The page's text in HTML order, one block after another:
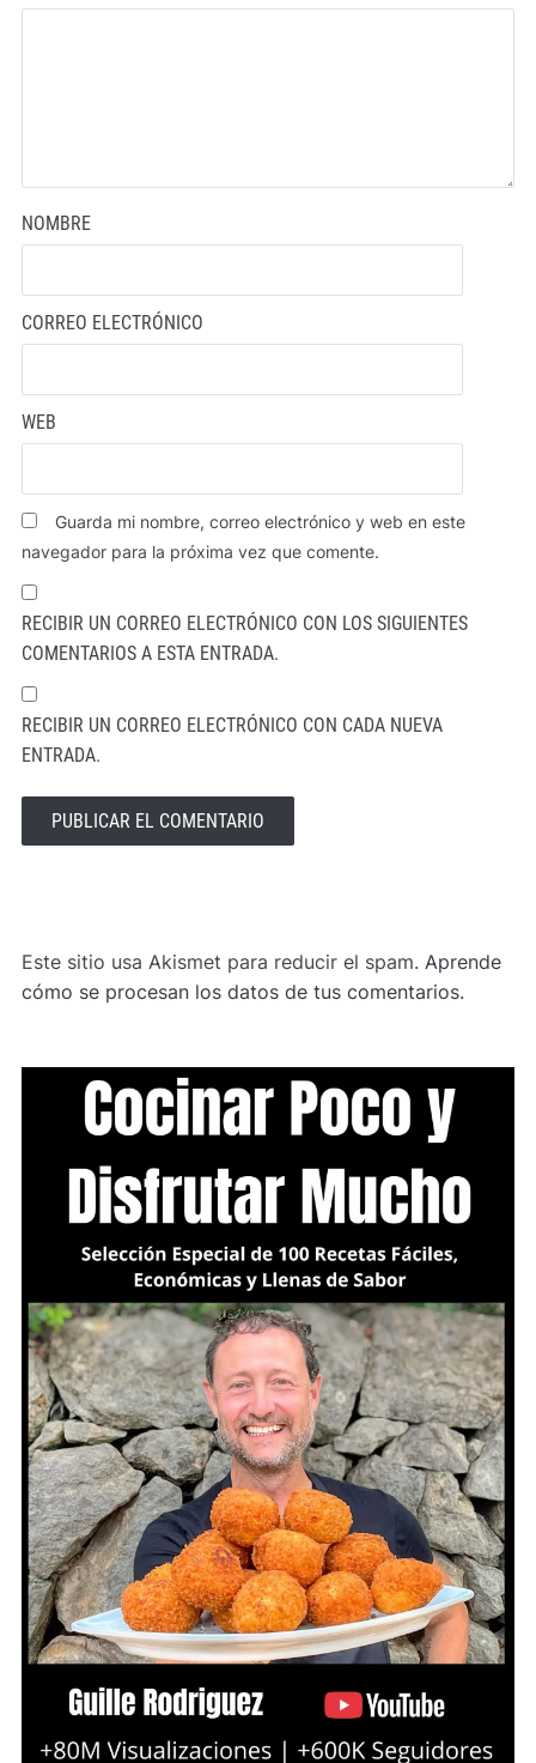
NOMBRE
CORREO ELECTRÓNICO
WEB
Guarda mi nombre, correo electrónico y web en este
navegador para la próxima vez que comente.
RECIBIR UN CORREO ELECTRÓNICO CON LOS SIGUIENTES
COMENTARIOS A ESTA ENTRADA.
RECIBIR UN CORREO ELECTRÓNICO CON CADA NUEVA
ENTRADA.
Este sitio usa Akismet para reducir el spam. Aprende
cómo se procesan los datos de tus comentarios.